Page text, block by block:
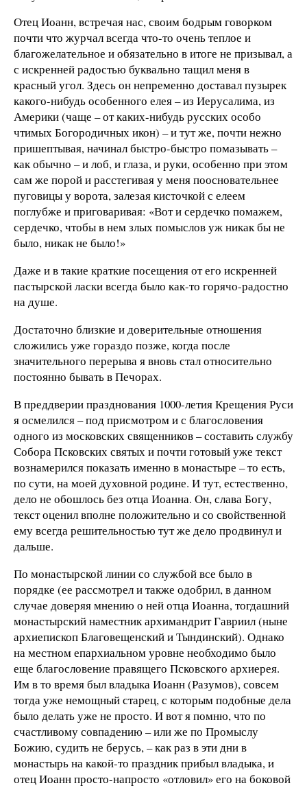
Отец Иоанн, встречая нас, своим бодрым говорком
почти что журчал всегда что-то очень теплое и
благожелательное и обязательно в итоге не призывал, а
с искренней радостью буквально тащил меня в
красный угол. Здесь он непременно доставал пузырек
какого-нибудь особенного елея – из Иерусалима, из
Америки (чаще – от каких-нибудь русских особо
чтимых Богородичных икон) – и тут же, почти нежно
пришептывая, начинал быстро-быстро помазывать –
как обычно – и лоб, и глаза, и руки, особенно при этом
сам же порой и расстегивая у меня поосновательнее
пуговицы у ворота, залезая кисточкой с елеем
поглубже и приговаривая: «Вот и сердечко помажем,
сердечко, чтобы в нем злых помыслов уж никак бы не
было, никак не было!»
Даже и в такие краткие посещения от его искренней
пастырской ласки всегда было как-то горячо-радостно
на душе.
Достаточно близкие и доверительные отношения
сложились уже гораздо позже, когда после
значительного перерыва я вновь стал относительно
постоянно бывать в Печорах.
В преддверии празднования 1000-летия Крещения Руси
я осмелился – под присмотром и с благословения
одного из московских священников – составить службу
Собора Псковских святых и почти готовый уже текст
вознамерился показать именно в монастыре – то есть,
по сути, на моей духовной родине. И тут, естественно,
дело не обошлось без отца Иоанна. Он, слава Богу,
текст оценил вполне положительно и со свойственной
ему всегда решительностью тут же дело продвинул и
дальше.
По монастырской линии со службой все было в
порядке (ее рассмотрел и также одобрил, в данном
случае доверяя мнению о ней отца Иоанна, тогдашний
монастырский наместник архимандрит Гавриил (ныне
архиепископ Благовещенский и Тындинский). Однако
на местном епархиальном уровне необходимо было
еще благословение правящего Псковского архиерея.
Им в то время был владыка Иоанн (Разумов), совсем
тогда уже немощный старец, с которым подобные дела
было делать уже не просто. И вот я помню, что по
счастливому совпадению – или же по Промыслу
Божию, судить не берусь, – как раз в эти дни в
монастырь на какой-то праздник прибыл владыка, и
отец Иоанн просто-напросто «отловил» его на боковой